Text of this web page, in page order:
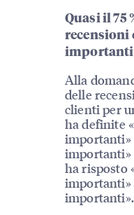
Quasi il 75
recensioni
importanti
Alla
delle
clienti per
ha definite
importanti»
importanti»
ha risposto
importanti»
importanti».